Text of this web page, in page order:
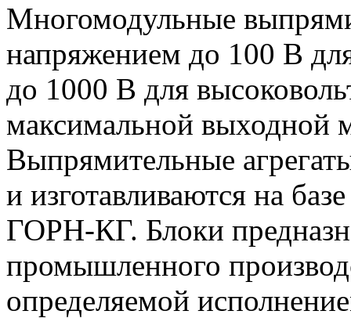
Многомодульные
напряжением до 100 В
до 1000 В для
максимальной
Выпрямительные
и изготавливаются на
ГОРН-КГ. Блоки
промышленного
определяемой